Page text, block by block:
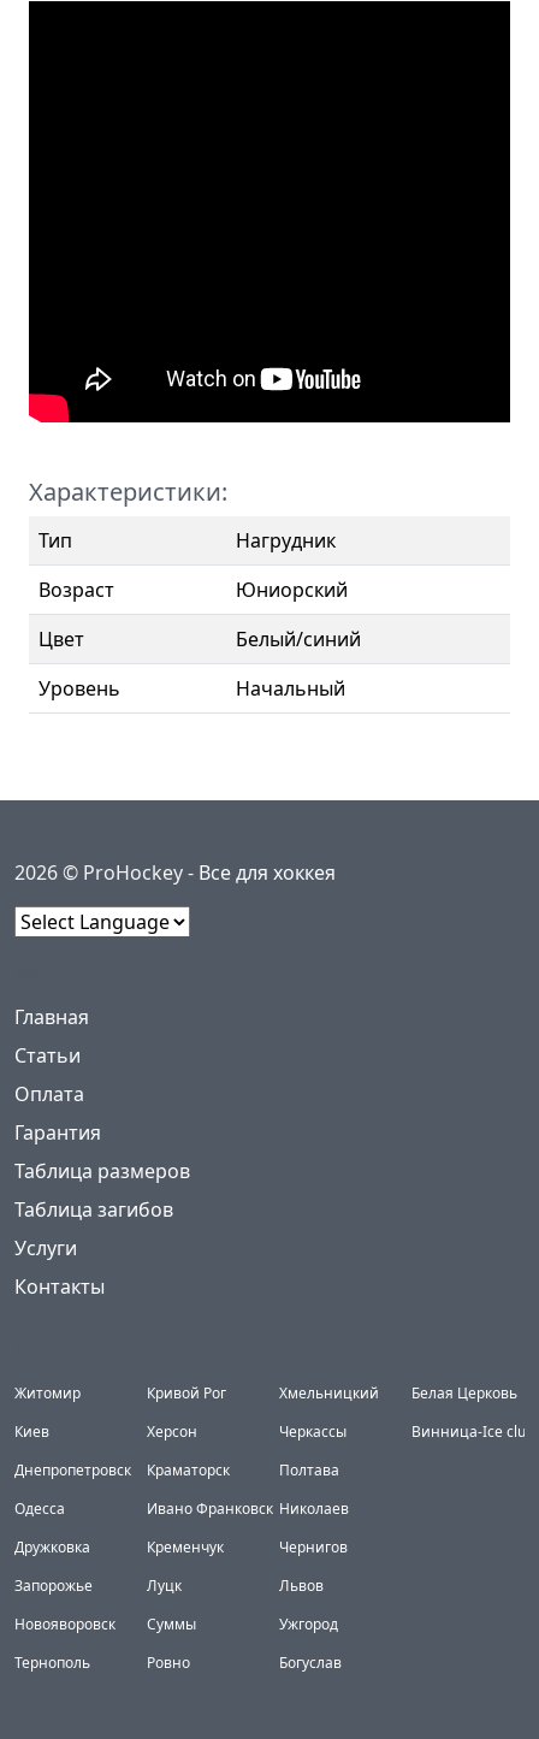
Характеристики:
Тип
Нагрудник
Возраст
Юниорский
Цвет
Белый/синий
Уровень
Начальный
2026 © ProHockey - Все для хоккея
Главная
Статьи
Оплата
Гарантия
Таблица размеров
Таблица загибов
Услуги
Контакты
Житомир
Киев
Днепропетровск
Одесса
Дружковка
Запорожье
Новояворовск
Тернополь
Кривой Рог
Херсон
Краматорск
Ивано Франковск
Кременчук
Луцк
Суммы
Ровно
Хмельницкий
Черкассы
Полтава
Николаев
Чернигов
Львов
Ужгород
Богуслав
Белая Церковь
Винница-Ice club